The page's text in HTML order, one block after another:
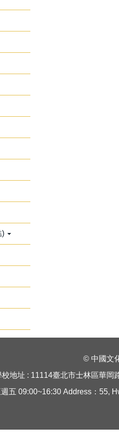
)
© 中國文
校地址 : 11114臺北市士林區華岡
五 09:00~16:30 Address：55,